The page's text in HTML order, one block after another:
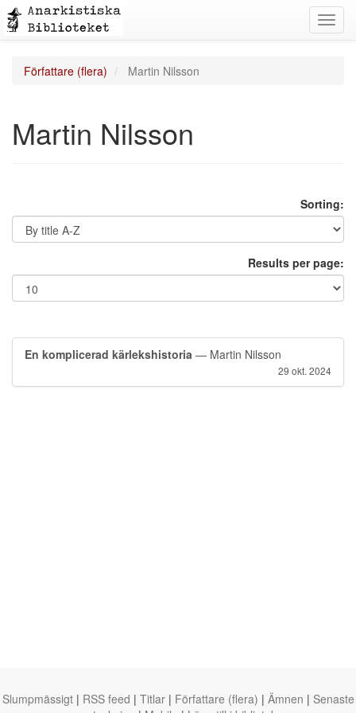
Författare (flera) Martin Nilsson
Martin Nilsson
Sorting:
Results per page:
En komplicerad kärlekshistoria — Martin Nilsson
29 okt. 2024
Slumpmässigt | RSS feed | Titlar | Författare (flera) | Ämnen | Senaste